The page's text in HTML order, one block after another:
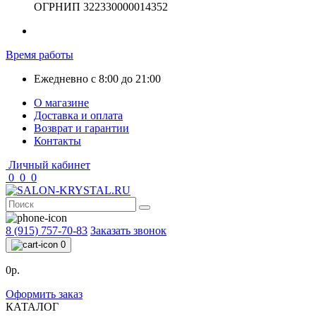
ОГРНИП 322330000014352
Время работы
Ежедневно с 8:00 до 21:00
О магазине
Доставка и оплата
Возврат и гарантии
Контакты
Личный кабинет
0 0 0
8 (915) 757-70-83 Заказать звонок
0
0р.
Оформить заказ
КАТАЛОГ